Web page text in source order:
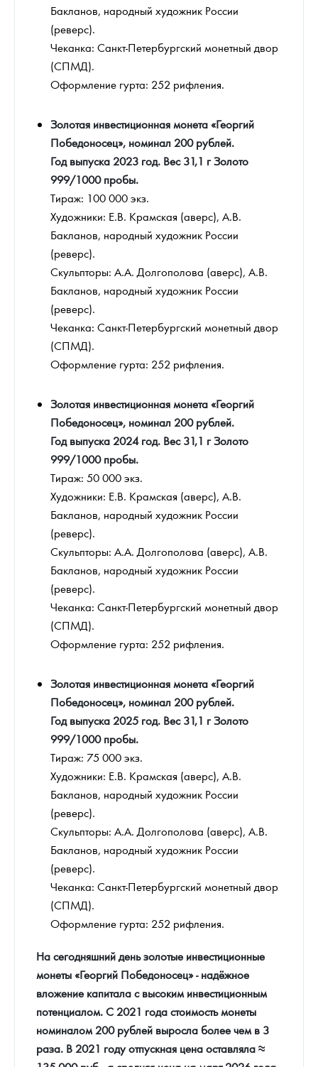
Бакланов, народный художник России
(реверс).
Чеканка: Санкт-Петербургский монетный двор
(СПМД).
Оформление гурта: 252 рифления.
Золотая инвестиционная монета «Георгий
Победоносец», номинал 200 рублей.
Год выпуска 2023 год. Вес 31,1 г Золото
999/1000 пробы.
Тираж: 100 000 экз.
Художники: Е.В. Крамская (аверс), А.В.
Бакланов, народный художник России
(реверс).
Скульпторы: А.А. Долгополова (аверс), А.В.
Бакланов, народный художник России
(реверс).
Чеканка: Санкт-Петербургский монетный двор
(СПМД).
Оформление гурта: 252 рифления.
Золотая инвестиционная монета «Георгий
Победоносец», номинал 200 рублей.
Год выпуска 2024 год. Вес 31,1 г Золото
999/1000 пробы.
Тираж: 50 000 экз.
Художники: Е.В. Крамская (аверс), А.В.
Бакланов, народный художник России
(реверс).
Скульпторы: А.А. Долгополова (аверс), А.В.
Бакланов, народный художник России
(реверс).
Чеканка: Санкт-Петербургский монетный двор
(СПМД).
Оформление гурта: 252 рифления.
Золотая инвестиционная монета «Георгий
Победоносец», номинал 200 рублей.
Год выпуска 2025 год. Вес 31,1 г Золото
999/1000 пробы.
Тираж: 75 000 экз.
Художники: Е.В. Крамская (аверс), А.В.
Бакланов, народный художник России
(реверс).
Скульпторы: А.А. Долгополова (аверс), А.В.
Бакланов, народный художник России
(реверс).
Чеканка: Санкт-Петербургский монетный двор
(СПМД).
Оформление гурта: 252 рифления.
На сегодняшний день золотые инвестиционные
монеты «Георгий Победоносец» - надёжное
вложение капитала с высоким инвестиционным
потенциалом. С 2021 года стоимость монеты
номиналом 200 рублей выросла более чем в 3
раза. В 2021 году отпускная цена оставляла ≈